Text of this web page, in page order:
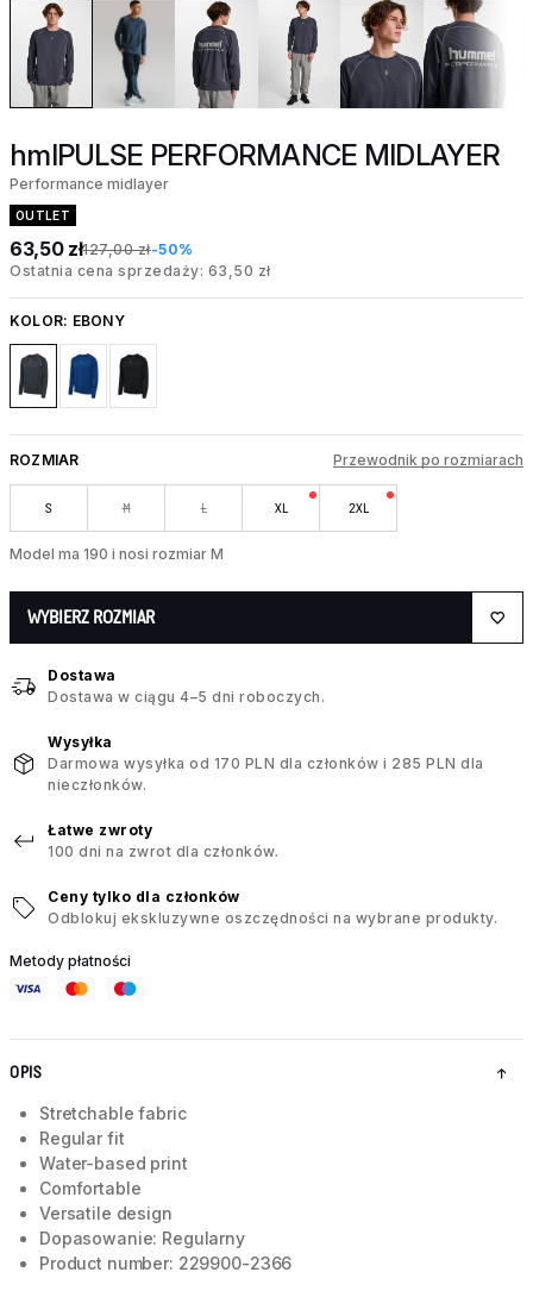
hmlPULSE PERFORMANCE MIDLAYER
Performance midlayer
OUTLET
63,50 zł127,00 zł-50%
Ostatnia cena sprzedaży: 63,50 zł
KOLOR: EBONY
ROZMIAR Przewodnik po rozmiarach
S M L XL 2XL
Model ma 190 i nosi rozmiar M
WYBIERZ ROZMIAR
Dostawa
Dostawa w ciągu 4–5 dni roboczych.
Wysyłka
Darmowa wysyłka od 170 PLN dla członków i 285 PLN dla
nieczłonków.
Łatwe zwroty
100 dni na zwrot dla członków.
Ceny tylko dla członków
Odblokuj ekskluzywne oszczędności na wybrane produkty.
Metody płatności
OPIS
Stretchable fabric
Regular fit
Water-based print
Comfortable
Versatile design
Dopasowanie: Regularny
Product number: 229900-2366